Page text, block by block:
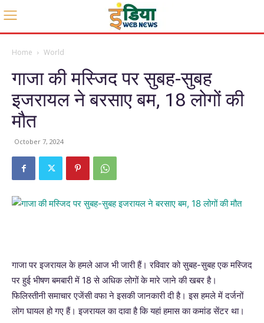
Home World
गाजा की मस्जिद पर सुबह-सुबह
इजरायल ने बरसाए बम, 18 लोगों की
मौत
October 7, 2024
गाजा पर इजरायल के हमले आज भी जारी हैं। रविवार को सुबह-सुबह एक मस्जिद
पर हुई भीषण बमबारी में 18 से अधिक लोगों के मारे जाने की खबर है।
फिलिस्तीनी समाचार एजेंसी वफा ने इसकी जानकारी दी है। इस हमले में दर्जनों
लोग घायल हो गए हैं। इजरायल का दावा है कि यहां हमास का कमांड सेंटर था।